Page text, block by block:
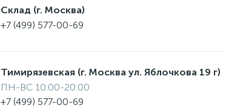
Склад (г. Москва)
+7 (499) 577-00-69
Тимирязевская (г. Москва ул. Яблочкова 19 г)
ПН-ВС 10:00-20:00
+7 (499) 577-00-69